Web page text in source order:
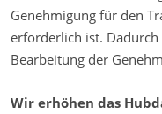
Genehmigung für den
erforderlich ist.
Bearbeitung der
Wir erhöhen das